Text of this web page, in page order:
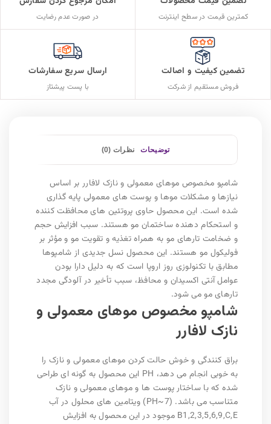
کمترین قیمت در سطح اینترنت در صورت عدم رضایت
تضمین کیفیت و اصالت
فروش مستقیم از شرکت
ارسال سریع سفارشات
با پست پیشتاز
توضیحات نظرات (0)
شامپو مخصوص موهای معمولی و نازک لافارر بر اساس
نیازها و مشکلات موها و پوست های معمولی پایه گذاری
شده است. این محصول حاوی پروتئین های محافظت کننده
و استحکام دهنده ساختمان مو هستند. سبب افزایش حجم
و ضخامت تارهای مو به همراه تغذیه و تقویت مو و مؤثر بر
فولیکول مو هستند. این محصول نسل جدیدی از شامپوها
مطابق با تکنولوزی روز اروپا است که به دلیل دارا بودن
عوامل آنتی اکسیدان و محافظ، سبب تأخیر در آلودگی مجدد
تارهای مو می شود.
شامپو مخصوص موهای معمولی و
نازک لافارر
براق کنندگی و خوش حالت کردن موهای معمولی و نازک را
به خوبی انجام می دهد، PH این محصول به گونه ای طراحی
شده که با ساختار پوست ها و موهای معمولی و نازک
متناسب می باشد. (PH~7) ویتامین های محلول در آب
B1,2,3,5,6,9,C,E موجود در این محصول به افزایش